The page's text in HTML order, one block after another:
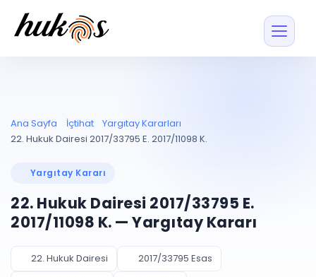
Entegrasyonu
UYAP ile otomatik
UYAP Evrak
Entegrasyonu
UETS Entegrasyonu
Tebligatları anında
Müvekkil ve taraf
Vekalet
PLANLAMA & TAKİP AKILLI & FİNANS
Blog
Ücretsiz Başlayın Giriş Yap
Ana Sayfa İçtihat
Yargıtay Kararları
22. Hukuk Dairesi 2017/33795 E. 2017/11098 K.
Yargıtay Kararı
22. Hukuk Dairesi 2017/33795 E.
2017/11098 K. — Yargıtay Kararı
22. Hukuk Dairesi
2017/33795 Esas